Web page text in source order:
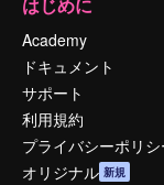
はじめに
Academy
ドキュメント
サポート
利用規約
プライバシーポリシ
オリジナル 新規